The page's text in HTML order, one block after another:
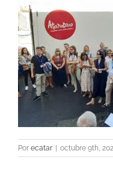
Por ecatar octubre 9th,